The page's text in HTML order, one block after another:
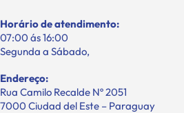
Horário de atendimento:
07:00 ás 16:00
Segunda a Sábado,
Endereço:
Rua Camilo Recalde Nº 2051
7000 Ciudad del Este – Paraguay